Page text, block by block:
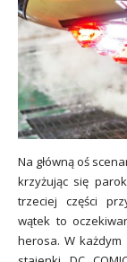
Na główną oś
krzyżując się
trzeciej części
wątek to
herosa. W każdym